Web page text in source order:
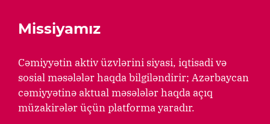
Missiyamız
Cəmiyyətin aktiv üzvlərini siyasi, iqtisadi və
sosial məsələlər haqda bilgiləndirir; Azərbaycan
cəmiyyətinə aktual məsələlər haqda açıq
müzakirələr üçün platforma yaradır.